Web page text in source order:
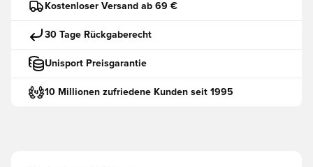
Kostenloser Versand ab 69 €
30 Tage Rückgaberecht
Unisport Preisgarantie
10 Millionen zufriedene Kunden seit 1995